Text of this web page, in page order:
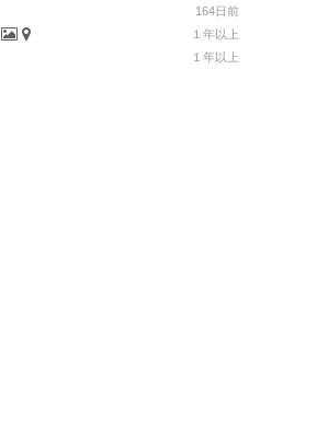
164日前
１年以上
１年以上